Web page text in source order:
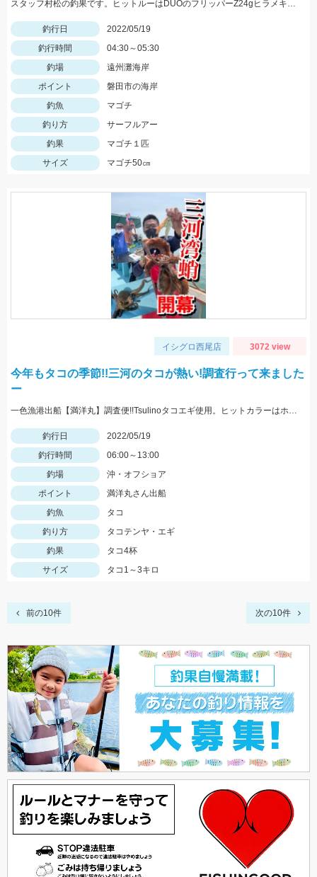
スタッフ村松の釣果です。ヒットルーはDUOのフリッパーZ24gヒラメキャンディ！
釣行日
2022/05/19
釣行時間
04:30～05:30
釣場
遠州灘海岸
ポイント
磐田市の海岸
釣魚
マゴチ
釣り方
サーフルアー
釣果
マゴチ１匹
サイズ
マゴチ50㎝
イシグロ西尾店 3072 view
今年もタコの季節!!三河のタコが熱い!調査行って来ました
ー
一色漁港出船【満洋丸】調査便!!Tsulinoタコエギ使用。ヒットカラーはホワイト・レッド
釣行日
2022/05/19
釣行時間
06:00～13:00
釣場
沖・オフショア
ポイント
満洋丸さん出船
釣魚
タコ
釣り方
タコテンヤ・エギ
釣果
タコ4杯
サイズ
タコ1～3キロ
前の10件 次の10件